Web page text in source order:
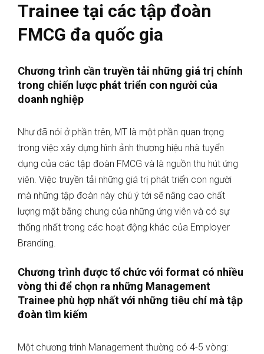
Trainee tại các tập đoàn
FMCG đa quốc gia
Chương trình cần truyền tải những giá trị chính
trong chiến lược phát triển con người của
doanh nghiệp
Như đã nói ở phần trên, MT là một phần quan trọng
trong việc xây dựng hình ảnh thương hiệu nhà tuyển
dụng của các tập đoàn FMCG và là nguồn thu hút ứng
viên. Việc truyền tải những giá trị phát triển con người
mà những tập đoàn này chú ý tới sẽ nâng cao chất
lượng mặt bằng chung của những ứng viên và có sự
thống nhất trong các hoạt động khác của Employer
Branding.
Chương trình được tổ chức với format có nhiều
vòng thi để chọn ra những Management
Trainee phù hợp nhất với những tiêu chí mà tập
đoàn tìm kiếm
Một chương trình Management thường có 4-5 vòng: